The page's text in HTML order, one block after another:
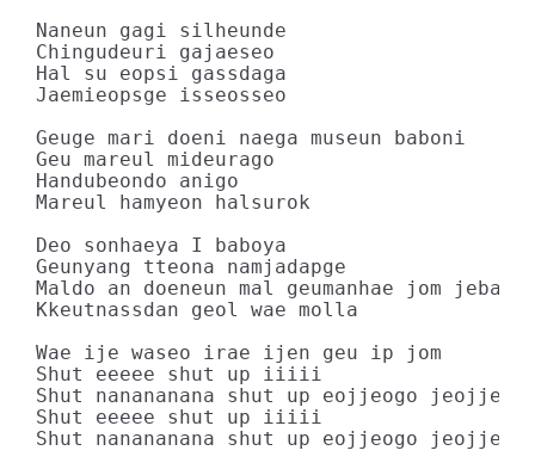
Naneun gagi silheunde
Chingudeuri gajaeseo
Hal su eopsi gassdaga
Jaemieopsge isseosseo
Geuge mari doeni naega museun baboni
Geu mareul mideurago
Handubeondo anigo
Mareul hamyeon halsurok
Deo sonhaeya I baboya
Geunyang tteona namjadapge
Maldo an doeneun mal geumanhae jom jebal
Kkeutnassdan geol wae molla
Wae ije waseo irae ijen geu ip jom
Shut eeeee shut up iiiii
Shut nanananana shut up eojjeogo
Shut eeeee shut up iiiii
Shut nanananana shut up eojjeogo